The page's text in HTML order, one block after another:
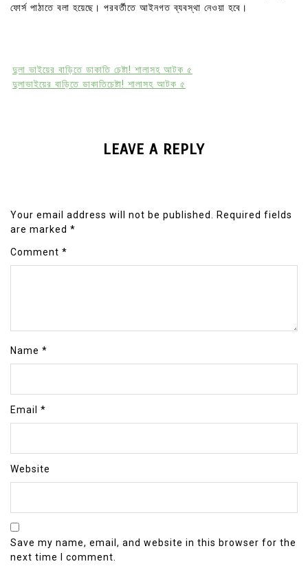
ফোর্স পাঠাতে বলা হয়েছে। পরবর্তীতে আইনগত ব্যবস্থা নেওয়া হবে।
দুলা ভাইয়ের বাড়িতে ডাকাতি চেষ্টা! শালাসহ আটক ৫
দুলাভাইয়ের বাড়িতে ডাকাতিচেষ্টা! শালাসহ আটক ৫
LEAVE A REPLY
Your email address will not be published.
Required fields
are marked *
Comment *
Name *
Email *
Website
Save my name, email, and website in this browser for the
next time I comment.